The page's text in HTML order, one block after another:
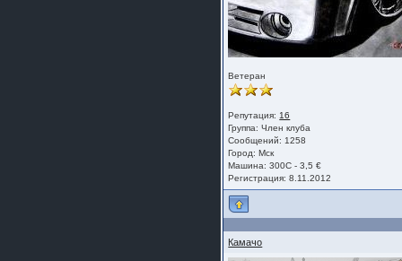
Ветеран
Репутация: 16
Группа:Член клуба
Сообщений: 1258
Город: Мск
Машина: 300C - 3,5 €
Регистрация: 8.11.2012
Камачо